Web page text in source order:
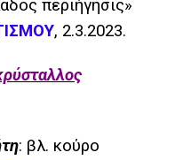
περιήγησις»
, 2.3.2023.
: βλ. κούρο